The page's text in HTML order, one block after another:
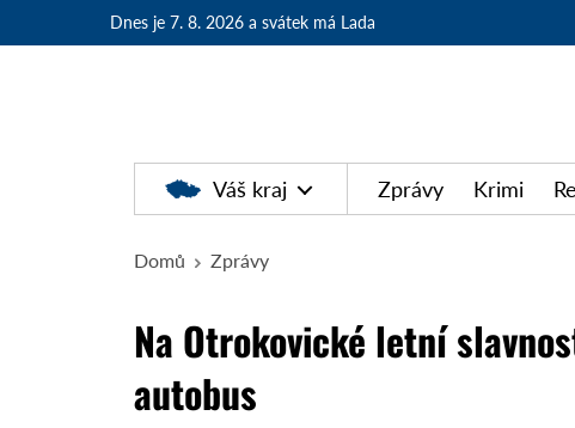
Dnes je 7. 8. 2026 a svátek má Lada
Váš kraj Zprávy Krimi
Domů Zprávy
Na Otrokovické letní
autobus